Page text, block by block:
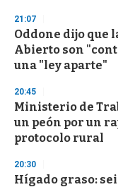
21:07
Oddone dijo que
Abierto son
una "ley aparte"
20:45
Ministerio de
un peón por un
protocolo rural
20:30
Hígado graso: